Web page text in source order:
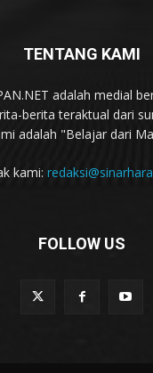
TENTANG KAMI
adalah medial
berita teraktual dari
adalah "Belajar dari
kami:
FOLLOW US